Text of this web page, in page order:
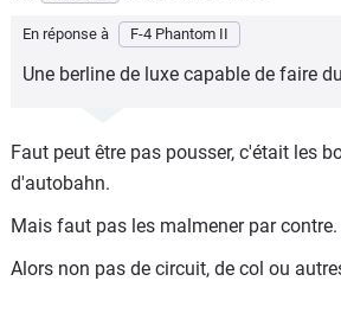
En réponse à F-4 Phantom II
Une berline de luxe capable de faire
Faut peut être pas pousser, c'était les
d'autobahn.
Mais faut pas les malmener par contre.
Alors non pas de circuit, de col ou